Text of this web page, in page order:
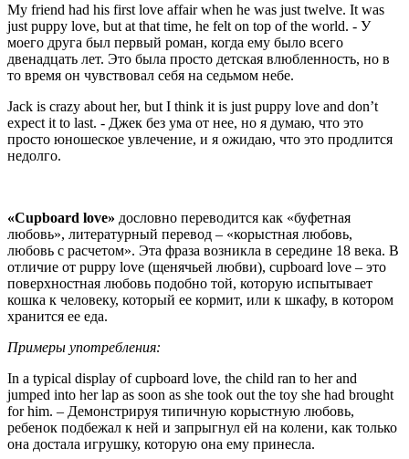
My friend had his first love affair when he was just twelve. It was
just puppy love, but at that time, he felt on top of the world. - У
моего друга был первый роман, когда ему было всего
двенадцать лет. Это была просто детская влюбленность, но в
то время он чувствовал себя на седьмом небе.
Jack is crazy about her, but I think it is just puppy love and don’t
expect it to last. - Джек без ума от нее, но я думаю, что это
просто юношеское увлечение, и я ожидаю, что это продлится
недолго.
«Cupboard love» дословно переводится как «буфетная
любовь», литературный перевод – «корыстная любовь,
любовь с расчетом». Эта фраза возникла в середине 18 века. В
отличие от puppy love (щенячьей любви), cupboard love – это
поверхностная любовь подобно той, которую испытывает
кошка к человеку, который ее кормит, или к шкафу, в котором
хранится ее еда.
Примеры употребления:
In a typical display of cupboard love, the child ran to her and
jumped into her lap as soon as she took out the toy she had brought
for him. – Демонстрируя типичную корыстную любовь,
ребенок подбежал к ней и запрыгнул ей на колени, как только
она достала игрушку, которую она ему принесла.